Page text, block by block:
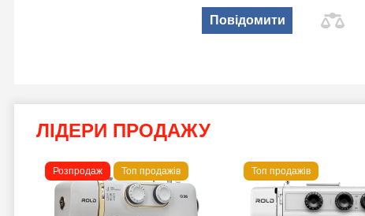
Повідомити
ЛІДЕРИ ПРОДАЖУ
Розпродаж Топ продажів Топ продажів